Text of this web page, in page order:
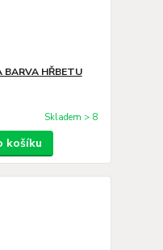
BARVA HŘBETU
Skladem > 8
košíku